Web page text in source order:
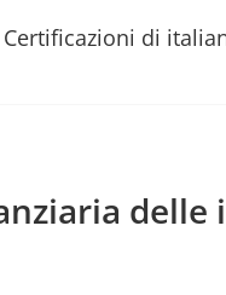
Certificazioni di